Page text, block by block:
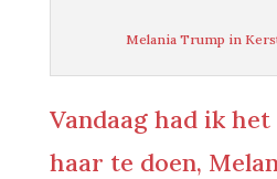
Melania Trump in
Vandaag had ik
haar te doen,